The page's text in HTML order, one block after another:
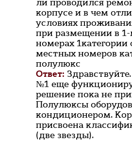
ли проводился
корпусе и в чем
условиях
при размещении в
номерах 1категории
местных номеров
полулюкс
Ответ:
№1 еще
решение пока не
Полулюксы
кондиционером.
присвоена
(две звезды).